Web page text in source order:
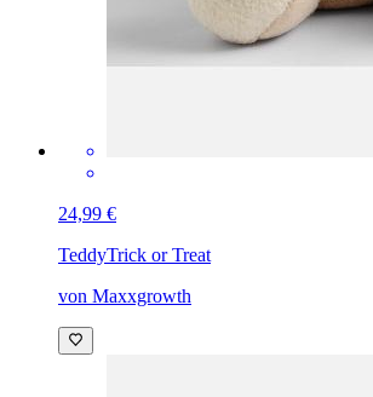
24,99 €
TeddyTrick or Treat
von Maxxgrowth